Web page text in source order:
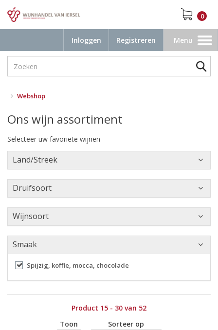
0
Inloggen Registreren
Toggle
navigation
Menu
Webshop
Ons wijn assortiment
Selecteer uw favoriete wijnen
Land/Streek
Druifsoort
Wijnsoort
Smaak
Spijzig, koffie, mocca, chocolade
Product 15 - 30 van 52
Toon
Sorteer op